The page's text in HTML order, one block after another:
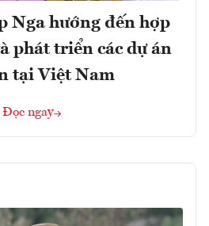
Nga hướng đến hợp
phát triển các dự án
tại Việt Nam
Đọc ngay